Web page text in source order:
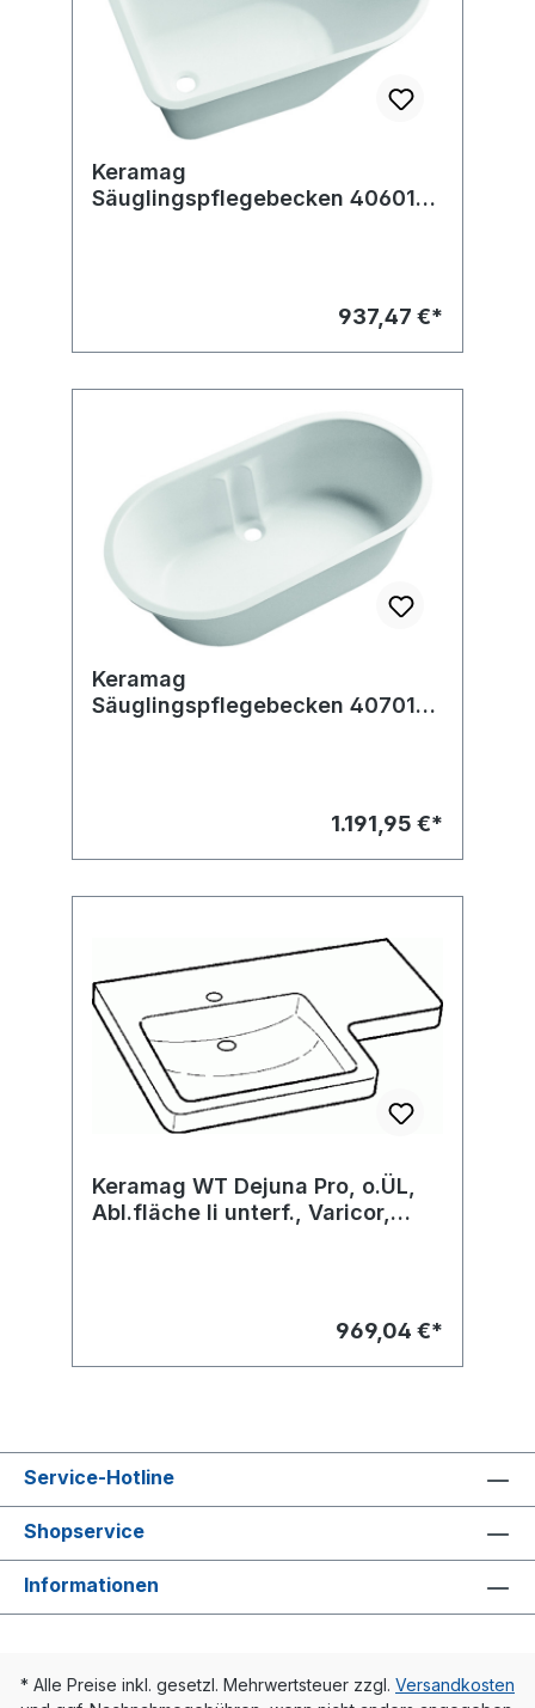
Keramag
Säuglingspflegebecken 406010
937,47 €*
Keramag
Säuglingspflegebecken 407010
1.191,95 €*
Keramag WT Dejuna Pro, o.ÜL,
Abl.fläche li unterf., Varicor,
969,04 €*
Service-Hotline
Shopservice
Informationen
* Alle Preise inkl. gesetzl. Mehrwertsteuer zzgl. Versandkosten